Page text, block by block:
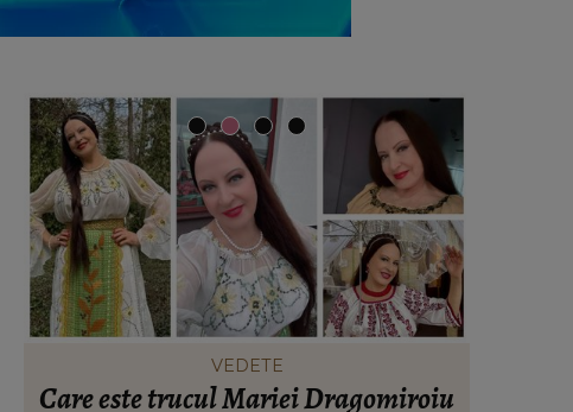
VEDETE
Care este trucul Mariei Dragomiroiu